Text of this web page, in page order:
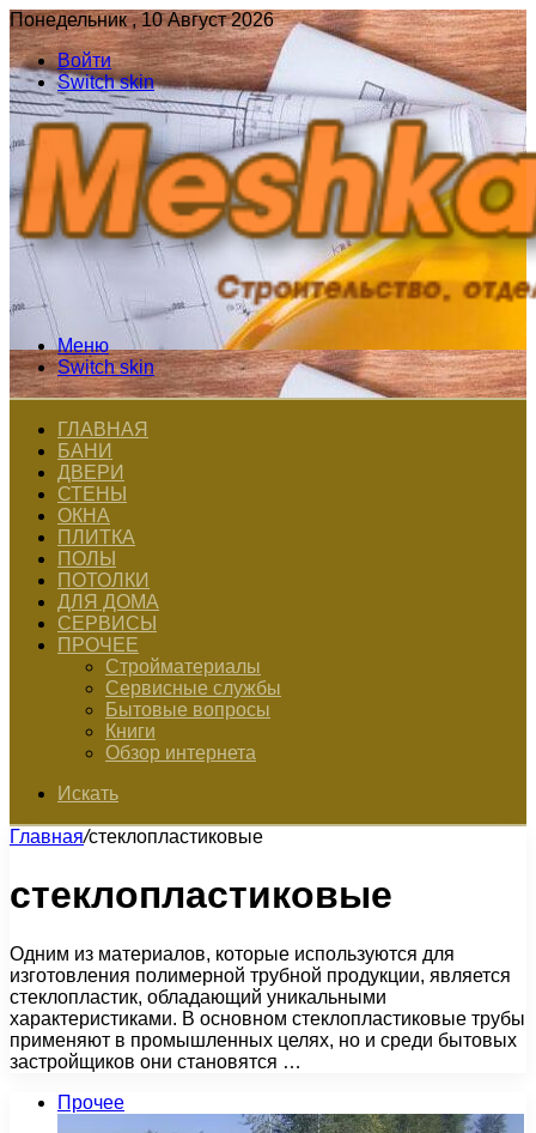
Понедельник , 10 Август 2026
Войти
Switch skin
Меню
Switch skin
ГЛАВНАЯ
БАНИ
ДВЕРИ
СТЕНЫ
ОКНА
ПЛИТКА
ПОЛЫ
ПОТОЛКИ
ДЛЯ ДОМА
СЕРВИСЫ
ПРОЧЕЕ
Стройматериалы
Сервисные службы
Бытовые вопросы
Книги
Обзор интернета
Искать
Главная/стеклопластиковые
стеклопластиковые
Одним из материалов, которые используются для
изготовления полимерной трубной продукции, является
стеклопластик, обладающий уникальными
характеристиками. В основном стеклопластиковые трубы
применяют в промышленных целях, но и среди бытовых
застройщиков они становятся …
Прочее